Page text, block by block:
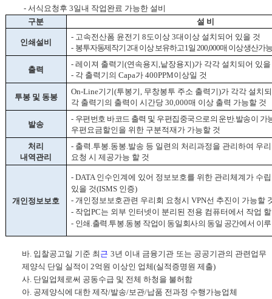
- 서식요청후 3일내 작업완료 가능한 설비
구분
설 비
인쇄설비
- 고속전산폼 윤전기 8 도이상 3대이상 설치되어 있을 것
- 봉투자동제작기 2대 이상 보유하고 1일 200,000매 이상 생산가
출력
- 레이져 출력기(연속용지 낱장용지)가 각각 설치되어 있을
- 각 출력기의 Capa가 400PPM이상일 것
투봉 및 동봉
On-Line기기(투봉기 무창봉투 주소 출력기)가 각각 설치
각 출력기의 출력이 시간당 30,000매 이상 출력 가능할 것
발송
- 우편번호 바코드 출력 및 우편집중국으로의 운반.발송이 가
우편요금할인을 위한 구분적재가 가능할 것
처리
내역관리
- 출력 투봉 동봉 발송 등 일련의 처리과정을 관리하여 우
요청 시 제공가능 할 것
개인정보보호
- DATA 인수인계에 있어 정보보호를 위한 관리체계가 수
있을 것(ISMS 인증)
- 개인정보보호관련 우리회 요청시 VPN선 추진이 가능할
- 작업PC는 외부 인터넷이 분리된 전용 컴퓨터에서 작업
- 인쇄.출력.투봉.동봉 작업이 동일회사의 동일 공간에서 이
바. 입찰공고일 기준 최 근 3년 이내 금융기관 또는 공공기관의 관련업무
제양식 단일 실적이 2억원 이상인 업체(실적증명원 제출)
사. 단일업체로써 공동수급 및 전체 하청을 불허함
아. 공제양식에 대한 제작/발송/보관/납품 전과정 수행가능업체